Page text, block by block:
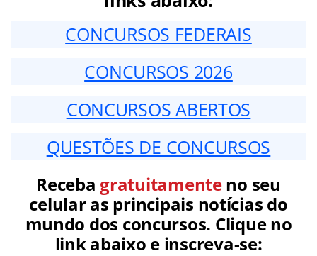
CONCURSOS FEDERAIS
CONCURSOS 2026
CONCURSOS ABERTOS
QUESTÕES DE CONCURSOS
Receba gratuitamenteno seu
celular as principais notícias do
mundo dos concursos. Clique no
link abaixo e inscreva-se: